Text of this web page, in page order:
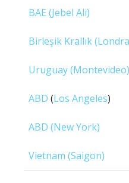
BAE (Jebel Ali)
Birleşik Krallık
Uruguay (Montevideo)
ABD (Los Angeles)
ABD (New York)
Vietnam (Saigon)